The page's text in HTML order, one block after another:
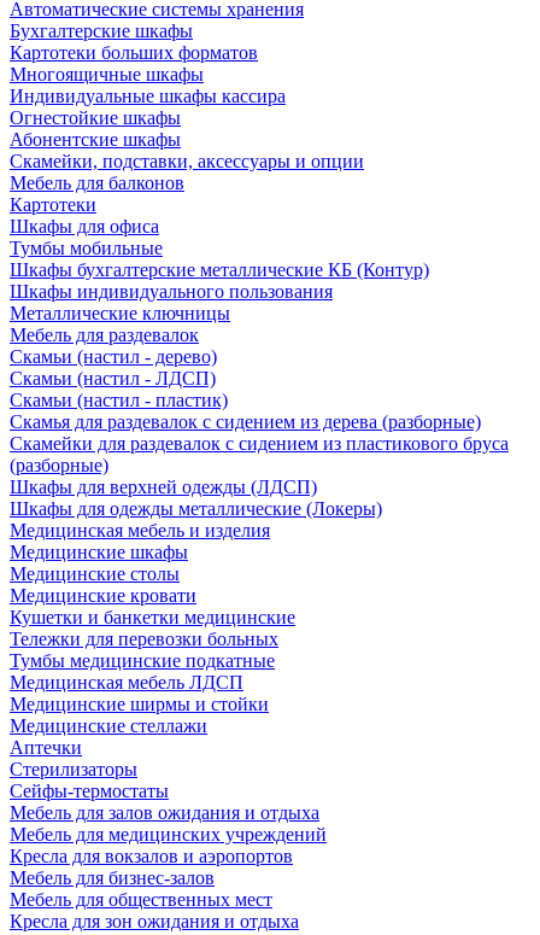
Автоматические системы хранения
Бухгалтерские шкафы
Картотеки больших форматов
Многоящичные шкафы
Индивидуальные шкафы кассира
Огнестойкие шкафы
Абонентские шкафы
Скамейки, подставки, аксессуары и опции
Мебель для балконов
Картотеки
Шкафы для офиса
Тумбы мобильные
Шкафы бухгалтерские металлические КБ (Контур)
Шкафы индивидуального пользования
Металлические ключницы
Мебель для раздевалок
Скамьи (настил - дерево)
Скамьи (настил - ЛДСП)
Скамьи (настил - пластик)
Скамья для раздевалок с сидением из дерева (разборные)
Скамейки для раздевалок с сидением из пластикового бруса
(разборные)
Шкафы для верхней одежды (ЛДСП)
Шкафы для одежды металлические (Локеры)
Медицинская мебель и изделия
Медицинские шкафы
Медицинские столы
Медицинские кровати
Кушетки и банкетки медицинские
Тележки для перевозки больных
Тумбы медицинские подкатные
Медицинская мебель ЛДСП
Медицинские ширмы и стойки
Медицинские стеллажи
Аптечки
Стерилизаторы
Сейфы-термостаты
Мебель для залов ожидания и отдыха
Мебель для медицинских учреждений
Кресла для вокзалов и аэропортов
Мебель для бизнес-залов
Мебель для общественных мест
Кресла для зон ожидания и отдыха